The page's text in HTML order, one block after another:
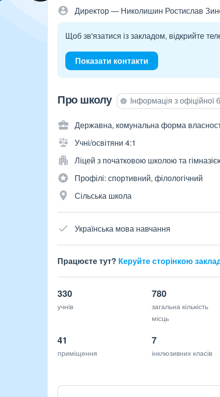
Директор — Николишин Ростислав
Щоб зв'язатися із закладом, відкрийте
Показати контакти
Про школу Інформація з
Державна, комунальна форма
Учні/освітяни 4:1
Ліцей з початковою школою та
Профілі: спортивний, філологічний
Сільська школа
Українська мова навчання
Працюєте тут? Керуйте сторінкою
330
учнів
780
загальна кількість
місць
41
приміщення
7
інклюзивних класів